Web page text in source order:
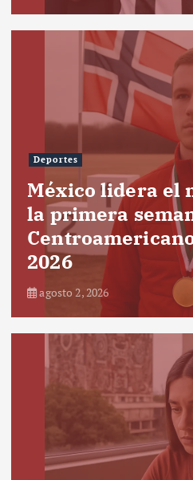
Deportes
México lidera el
la primera
2026
agosto 2, 2026